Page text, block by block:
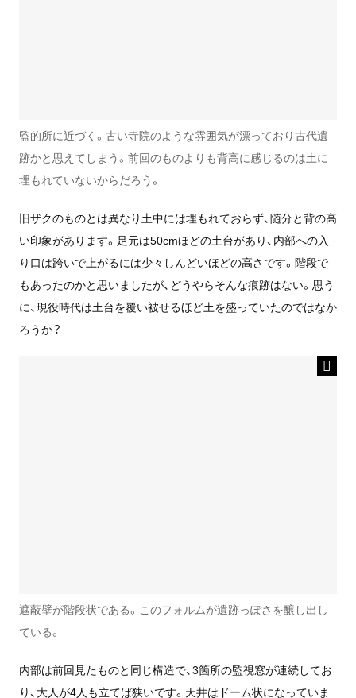
監的所に近づく。古い寺院のような雰囲気が漂っており古代遺
跡かと思えてしまう。前回のものよりも背高に感じるのは土に
埋もれていないからだろう。
旧ザクのものとは異なり土中には埋もれておらず、随分と背の高
い印象があります。足元は50cmほどの土台があり、内部への入
り口は跨いで上がるには少々しんどいほどの高さです。階段で
もあったのかと思いましたが、どうやらそんな痕跡はない。思う
に、現役時代は土台を覆い被せるほど土を盛っていたのではなか
ろうか？
遮蔽壁が階段状である。このフォルムが遺跡っぽさを醸し出し
ている。
内部は前回見たものと同じ構造で、3箇所の監視窓が連続してお
り、大人が4人も立てば狭いです。天井はドーム状になっていま